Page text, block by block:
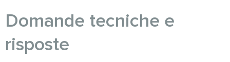
Domande tecniche e
risposte